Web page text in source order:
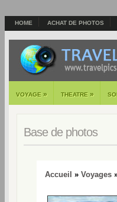
HOME ACHAT DE PHOTOS
VOYAGE » THEATRE »
Base de photos
Accueil » Voyages